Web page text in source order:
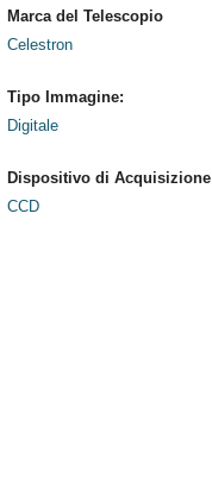
Marca del Telescopio
Celestron
Tipo Immagine:
Digitale
Dispositivo di Acquisizione
CCD